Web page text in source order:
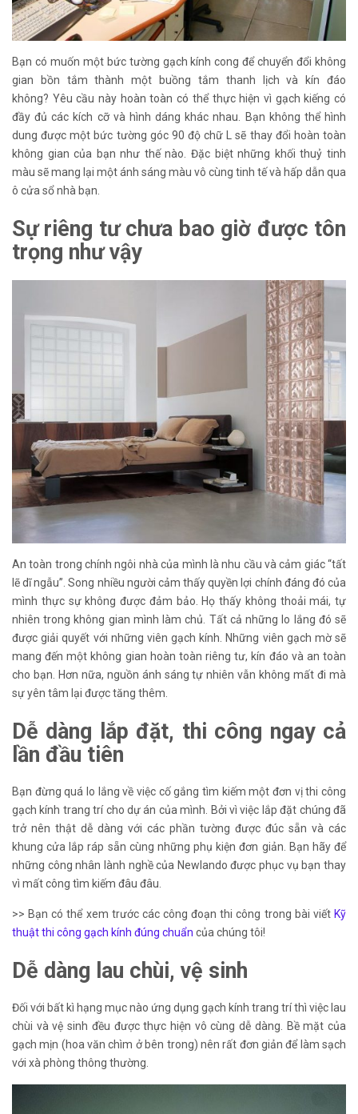
Bạn có muốn một bức tường gạch kính cong để chuyển đổi không
gian bồn tắm thành một buồng tắm thanh lịch và kín đáo
không? Yêu cầu này hoàn toàn có thể thực hiện vì gạch kiếng có
đầy đủ các kích cỡ và hình dáng khác nhau. Bạn không thể hình
dung được một bức tường góc 90 độ chữ L sẽ thay đổi hoàn toàn
không gian của bạn như thế nào. Đặc biệt những khối thuỷ tinh
màu sẽ mang lại một ánh sáng màu vô cùng tinh tế và hấp dẫn qua
ô cửa sổ nhà bạn.
Sự riêng tư chưa bao giờ được tôn
trọng như vậy
An toàn trong chính ngôi nhà của mình là nhu cầu và cảm giác “tất
lẽ dĩ ngẫu”. Song nhiều người cảm thấy quyền lợi chính đáng đó của
mình thực sự không được đảm bảo. Họ thấy không thoải mái, tự
nhiên trong không gian mình làm chủ. Tất cả những lo lắng đó sẽ
được giải quyết với những viên gạch kính. Những viên gạch mờ sẽ
mang đến một không gian hoàn toàn riêng tư, kín đáo và an toàn
cho bạn. Hơn nữa, nguồn ánh sáng tự nhiên vẫn không mất đi mà
sự yên tâm lại được tăng thêm.
Dễ dàng lắp đặt, thi công ngay cả
lần đầu tiên
Bạn đừng quá lo lắng về việc cố gắng tìm kiếm một đơn vị thi công
gạch kính trang trí cho dự án của mình. Bởi vì việc lắp đặt chúng đã
trở nên thật dễ dàng với các phần tường được đúc sẵn và các
khung cửa lắp ráp sẵn cùng những phụ kiện đơn giản. Bạn hãy để
những công nhân lành nghề của Newlando được phục vụ bạn thay
vì mất công tìm kiếm đâu đâu.
>> Bạn có thể xem trước các công đoạn thi công trong bài viết Kỹ
thuật thi công gạch kính đúng chuẩn của chúng tôi!
Dễ dàng lau chùi, vệ sinh
Đối với bất kì hạng mục nào ứng dụng gạch kính trang trí thì việc lau
chùi và vệ sinh đều được thực hiện vô cùng dễ dàng. Bề mặt của
gạch mịn (hoa văn chìm ở bên trong) nên rất đơn giản để làm sạch
với xà phòng thông thường.